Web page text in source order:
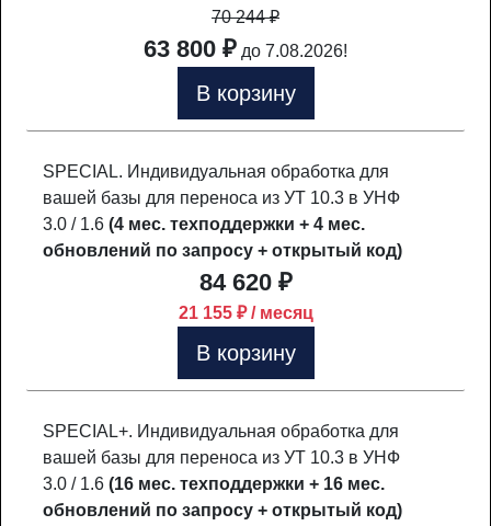
70 244₽
63 800 ₽ до 7.08.2026!
В корзину
SPECIAL. Индивидуальная обработка для
вашей базы для переноса из УТ 10.3 в УНФ
3.0 / 1.6 (4 мес. техподдержки + 4 мес.
обновлений по запросу + открытый код)
84 620 ₽
21 155 ₽ / месяц
В корзину
SPECIAL+. Индивидуальная обработка для
вашей базы для переноса из УТ 10.3 в УНФ
3.0 / 1.6 (16 мес. техподдержки + 16 мес.
обновлений по запросу + открытый код)